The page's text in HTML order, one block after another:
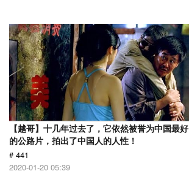
【越哥】十几年过去了，它依然被誉为中国最好
的公路片，拍出了中国人的人性！
# 441
2020-01-20 05:39